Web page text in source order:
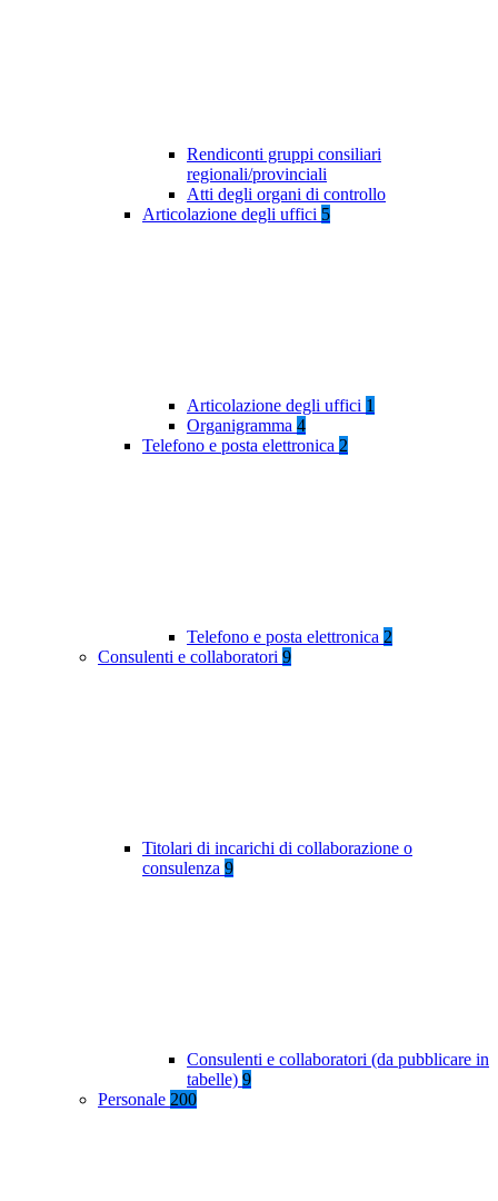
Rendiconti gruppi consiliari
regionali/provinciali
Atti degli organi di controllo
Articolazione degli uffici 5
Articolazione degli uffici 1
Organigramma 4
Telefono e posta elettronica 2
Telefono e posta elettronica 2
Consulenti e collaboratori 9
Titolari di incarichi di collaborazione o
consulenza 9
Consulenti e collaboratori (da pubblicare in
tabelle) 9
Personale 200